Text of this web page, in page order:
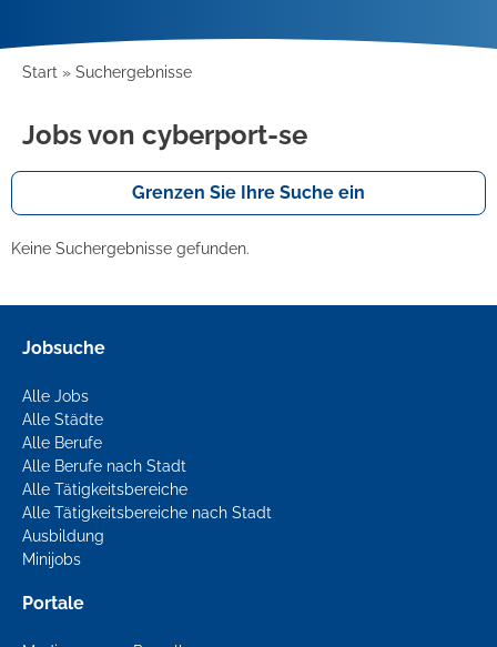
Start Suchergebnisse
Jobs von cyberport-se
Grenzen Sie Ihre Suche ein
Keine Suchergebnisse gefunden.
Jobsuche
Alle Jobs
Alle Städte
Alle Berufe
Alle Berufe nach Stadt
Alle Tätigkeitsbereiche
Alle Tätigkeitsbereiche nach Stadt
Ausbildung
Minijobs
Portale